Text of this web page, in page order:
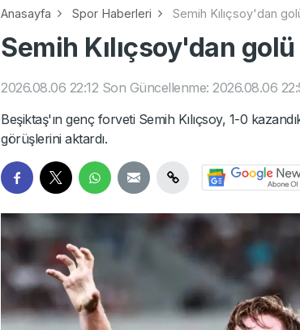
Anasayfa Spor Haberleri Semih Kılıçsoy'dan
Semih Kılıçsoy'dan
2026.08.06 22:12 Son Güncellenme: 2026.08.06
Beşiktaş'ın genç forveti Semih Kılıçsoy, 1-0
görüşlerini aktardı.